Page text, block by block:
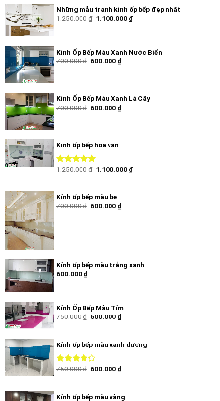
Những mẫu tranh kính ốp bếp đẹp nhất
1.250.000₫ 1.100.000 ₫
Kính Ốp Bếp Màu Xanh Nước Biển
700.000₫ 600.000 ₫
Kính Ốp Bếp Màu Xanh Lá Cây
700.000₫ 600.000 ₫
Kính ốp bếp hoa văn
Được xếp
1.250.000₫ 1.100.000 ₫
Kính ốp bếp màu be
700.000₫ 600.000 ₫
Kính ốp bếp màu trắng xanh
600.000 ₫
Kính Ốp Bếp Màu Tím
750.000₫ 600.000 ₫
Kính ốp bếp màu xanh dương
Được xếp
750.000₫ 600.000 ₫
Kính ốp bếp màu vàng